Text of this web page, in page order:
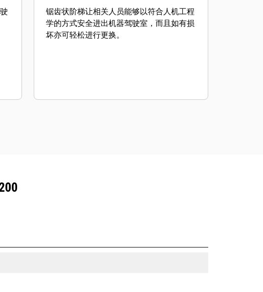
锯齿状阶梯让相关人员能够以符合人机工程
学的方式安全进出机器驾驶室，而且如有损
坏亦可轻松进行更换。